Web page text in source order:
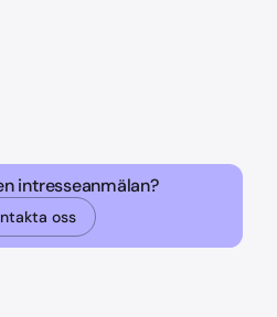
intresseanmälan?
oss